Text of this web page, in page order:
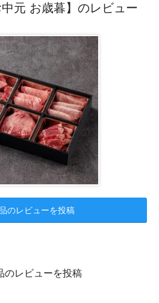
元 お歳暮】のレビュー
のレビューを投稿
のレビューを投稿